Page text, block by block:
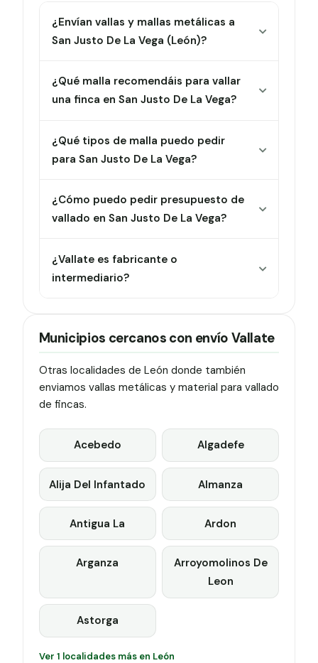
¿Envían vallas y mallas metálicas a
San Justo De La Vega (León)?
¿Qué malla recomendáis para vallar
una finca en San Justo De La Vega?
¿Qué tipos de malla puedo pedir
para San Justo De La Vega?
¿Cómo puedo pedir presupuesto de
vallado en San Justo De La Vega?
¿Vallate es fabricante o
intermediario?
Municipios cercanos con envío Vallate
Otras localidades de León donde también
enviamos vallas metálicas y material para vallado
de fincas.
Acebedo Algadefe
Alija Del Infantado Almanza
Antigua La Ardon
Arganza
Arroyomolinos De
Leon
Astorga
Ver 1 localidades más en León